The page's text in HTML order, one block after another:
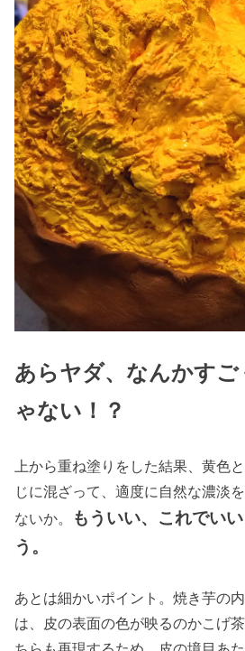
あらヤダ、なんかすご
ゃない！？
上から重ね塗りをした結果、黄色
じに混ざって、適度に自然な濃淡
ないか。
もういい、これでい
う。
あとは細かいポイント。焼き芋の
は、皮の表面の色が映るのかこげ